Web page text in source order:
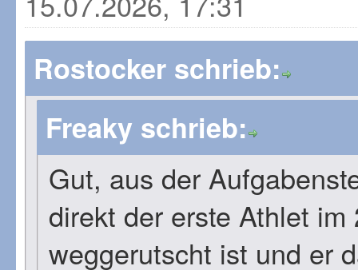
Rostocker schrieb:
Freaky schrieb:
Gut, aus der
direkt der erste Athlet
weggerutscht ist und er